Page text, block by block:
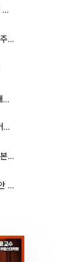
뉴욕증시, 연준 금리인상 기대감 꺾이자 상승...S&P500 사상 최고치 [종합]
SK하이닉스, 분기배당 375원 확정…주주환원책 9월로 앞당겨 발표
美 ‘232조 하이브리드 제재’ 임박…K-태양광, 불확실성 털고 날개 다나
'국책은행 3사' 직원들, 다음주 여의도 거리 나서는 까닭은
[베스트&워스트] 코스닥 10% 급반등…본느, 최대주주 변경 기대에 270% 폭등
폭염에 폭우까지⋯낮 최고 37도ㆍ동해안 강한 비 [날씨]